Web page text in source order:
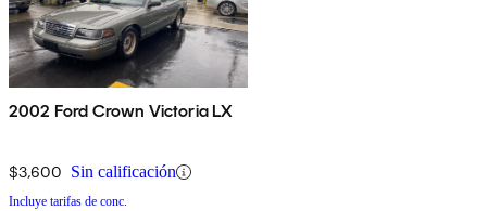
2002 Ford Crown Victoria LX
$3,600 Sin calificación
Incluye tarifas de conc.